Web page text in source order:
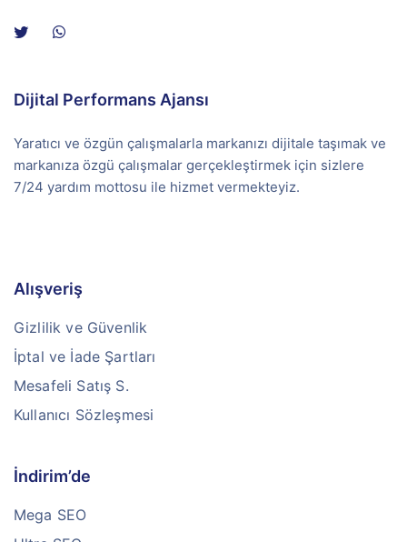
Dijital Performans Ajansı
Yaratıcı ve özgün çalışmalarla markanızı dijitale taşımak ve
markanıza özgü çalışmalar gerçekleştirmek için sizlere
7/24 yardım mottosu ile hizmet vermekteyiz.
Alışveriş
Gizlilik ve Güvenlik
İptal ve İade Şartları
Mesafeli Satış S.
Kullanıcı Sözleşmesi
İndirim’de
Mega SEO